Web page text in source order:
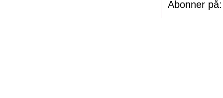
Abonner